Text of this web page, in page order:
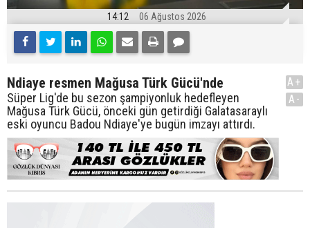
14:12 06 Ağustos 2026
Ndiaye resmen Mağusa Türk Gücü'nde
Süper Lig'de bu sezon şampiyonluk hedefleyen
Mağusa Türk Gücü, önceki gün getirdiği Galatasaraylı
eski oyuncu Badou Ndiaye'ye bugün imzayı attırdı.
A+
A-